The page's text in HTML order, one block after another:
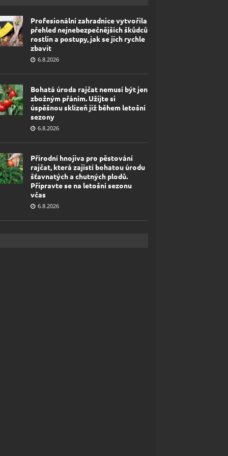
Profesionální zahradnice vytvořila
přehled nejnebezpečnějších škůdců
rostlin a postupy, jak se jich rychle
zbavit
6.8.2026
Bohatá úroda rajčat nemusí být jen
zbožným přáním. Užijte si
úspěšnou sklizeň již během letošní
sezony
6.8.2026
Přírodní hnojiva pro pěstování
rajčat, která zajistí bohatou úrodu
šťavnatých a chutných plodů.
Připravte se na letošní sezonu
včas
6.8.2026